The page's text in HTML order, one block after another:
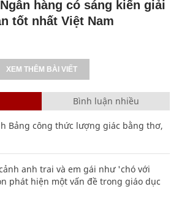
hàng có sáng kiến giải
tốt nhất Việt Nam
XEM THÊM BÀI VIẾT
Bình luận nhiều
Bảng công thức lượng giác bằng thơ,
anh trai và em gái như 'chó với
phát hiện một vấn đề trong giáo dục